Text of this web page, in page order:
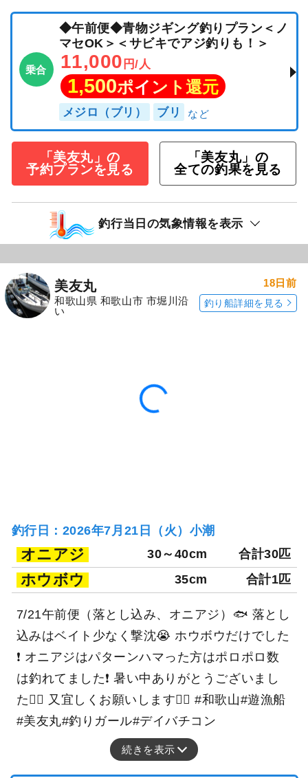
乗合
◆午前便◆青物ジギング釣りプラン＜ノ
マセOK＞＜サビキでアジ釣りも！＞
11,000 円/人
1,500ポイント還元
メジロ（ブリ） ブリ
「美友丸」の
予約プランを見る
「美友丸」の
全ての釣果を見る
釣行当日の気象情報を表示
美友丸
和歌山県 和歌山市 市堀川沿
い
18日前
釣り船詳細を見る
釣行日：2026年7月21日（火）小潮
オニアジ 30～40cm 合計30匹
ホウボウ 35cm 合計1匹
7/21午前便（落とし込み、オニアジ）🐟 落とし
込みはベイト少なく撃沈😭 ホウボウだけでした
❗️ オニアジはパターンハマった方はポロポロ数
は釣れてました❗️ 暑い中ありがとうございまし
た🙇‍♀️ 又宜しくお願いします🙇‍♀️ #和歌山#遊漁船
#美友丸#釣りガール#デイバチコン
続きを表示